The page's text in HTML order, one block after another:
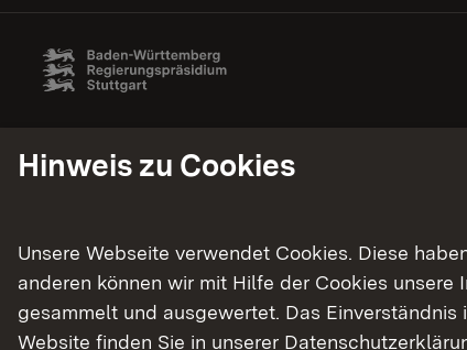
Hinweis zu Cookies
Unsere Webseite verwendet Cookies. Diese
anderen können wir mit Hilfe der Cookies
gesammelt und ausgewertet. Das
Website finden Sie in unserer